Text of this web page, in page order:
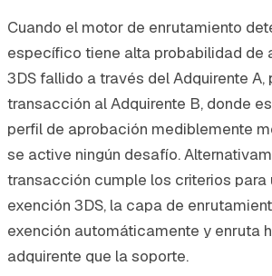
Cuando el motor de enrutamiento
específico tiene alta probabilidad de
3DS fallido a través del Adquirente A,
transacción al Adquirente B, donde
perfil de aprobación mediblemente
se active ningún desafío.
transacción cumple los criterios para
exención 3DS, la capa de
exención automáticamente y enruta
adquirente que la soporte.